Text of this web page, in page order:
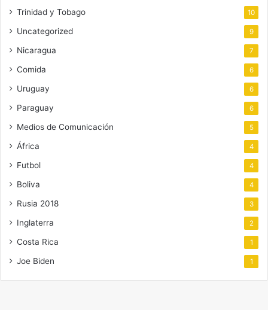
Trinidad y Tobago 10
Uncategorized 9
Nicaragua 7
Comida 6
Uruguay 6
Paraguay 6
Medios de Comunicación 5
África 4
Futbol 4
Boliva 4
Rusia 2018 3
Inglaterra 2
Costa Rica 1
Joe Biden 1